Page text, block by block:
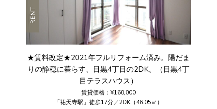
RENT
★賃料改定★2021年フルリフォーム済み。陽だま
りの静穏に暮らす、目黒4丁目の2DK。（目黒4丁
目テラスハウス）
賃貸価格：¥160,000
「祐天寺駅」徒歩17分／2DK（46.05㎡）